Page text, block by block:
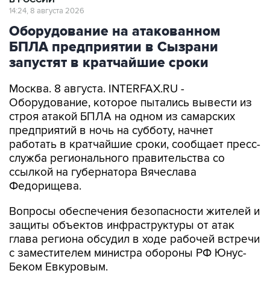
14:24, 8 августа 2026
Оборудование на атакованном
БПЛА предприятии в Сызрани
запустят в кратчайшие сроки
Москва. 8 августа. INTERFAX.RU -
Оборудование, которое пытались вывести из
строя атакой БПЛА на одном из самарских
предприятий в ночь на субботу, начнет
работать в кратчайшие сроки, сообщает пресс-
служба регионального правительства со
ссылкой на губернатора Вячеслава
Федорищева.
Вопросы обеспечения безопасности жителей и
защиты объектов инфраструктуры от атак
глава региона обсудил в ходе рабочей встречи
с заместителем министра обороны РФ Юнус-
Беком Евкуровым.